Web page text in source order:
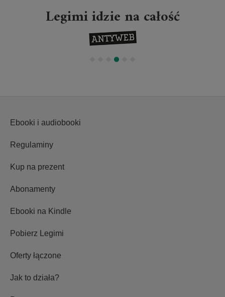
Legimi idzie na całość
Ebooki i audiobooki
Regulaminy
Kup na prezent
Abonamenty
Ebooki na Kindle
Pobierz Legimi
Oferty łączone
Jak to działa?